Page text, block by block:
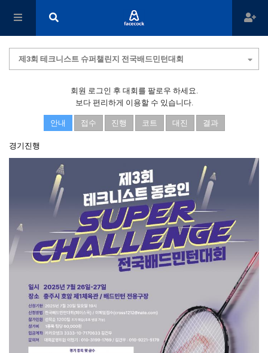
제3회 테크니스트 슈퍼챌린지 전국배드민턴대회
회원 로그인 후 대회를 팔로우 하세요.
보다 편리하게 이용할 수 있습니다.
안내 접수 진행 코트 대진 결과
경기진행